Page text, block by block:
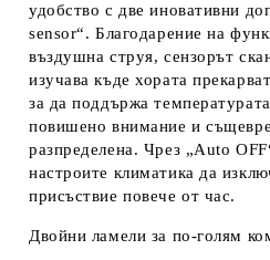
удобство с две иновативни
sensor“. Благодарение на
въздушна струя, сензорът
изучава къде хората
за да поддържа
повишено внимание и
разпределена. Чрез „Auto
настроите климатика да
присъствие повече от час.
Двойни ламели за по-голям